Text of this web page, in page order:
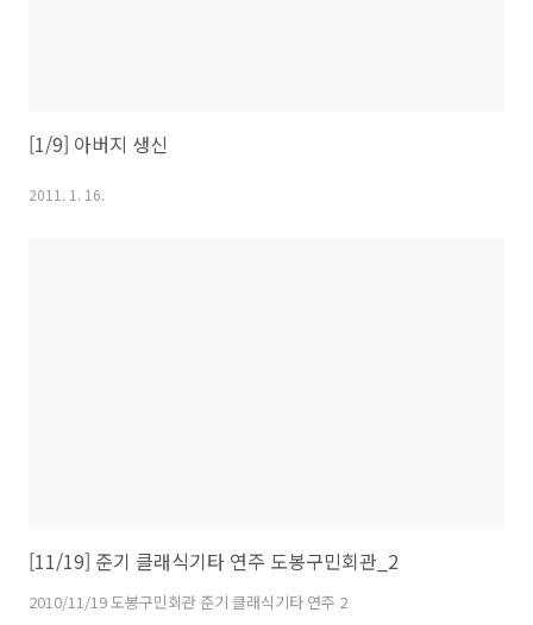
[1/9] 아버지 생신
2011. 1. 16.
[11/19] 준기 클래식기타 연주 도봉구민회관_2
2010/11/19 도봉구민회관 준기 클래식기타 연주 2